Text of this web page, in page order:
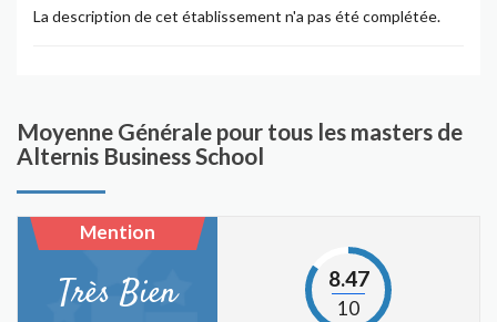
La description de cet établissement n'a pas été complétée.
Moyenne Générale pour tous les masters de
Alternis Business School
Mention
Très Bien 8.47
10